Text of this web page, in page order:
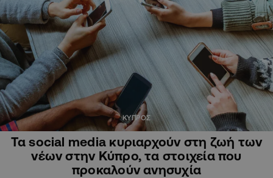
ΚΥΠΡΟΣ
Τα social media κυριαρχούν στη ζωή των
νέων στην Κύπρο, τα στοιχεία που
προκαλούν ανησυχία